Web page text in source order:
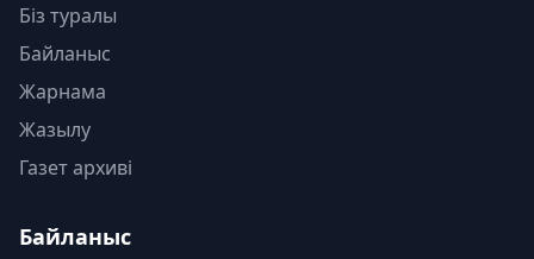
Біз туралы
Байланыс
Жарнама
Жазылу
Газет архиві
Байланыс